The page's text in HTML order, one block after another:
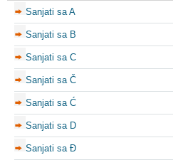
Sanjati sa A
Sanjati sa B
Sanjati sa C
Sanjati sa Č
Sanjati sa Ć
Sanjati sa D
Sanjati sa Đ